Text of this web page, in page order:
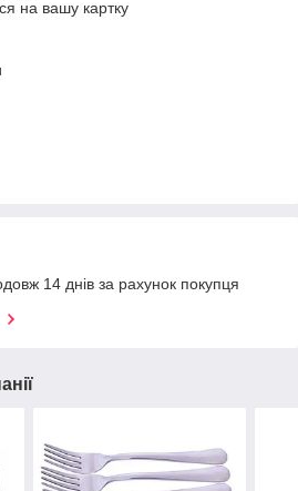
на вашу картку
14 днів за рахунок покупця